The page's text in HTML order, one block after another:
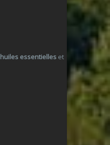
huiles essentielles et